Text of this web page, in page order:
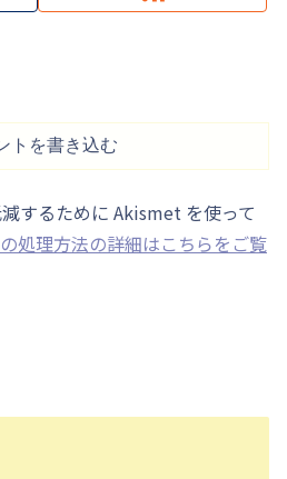
トを書き込む
するために Akismet を使って
処理方法の詳細はこちらをご覧